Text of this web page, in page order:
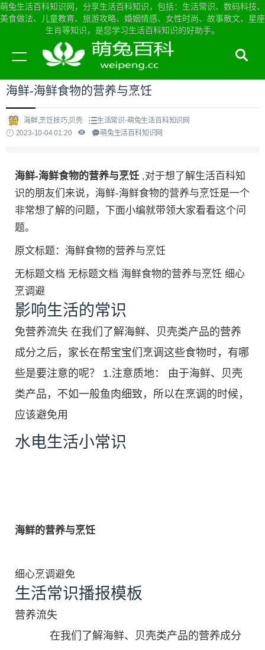
萌兔生活百科知识网，分享生活百科知识，包括：生活常识、数码科技、
美食做法、儿童教育、旅游攻略、婚姻情感、女性时尚、故事散文、星座
生肖等知识，是您学习生活百科知识的好助手。
当前位置： 萌兔生活百科知识网首页>生活常识
海鲜-海鲜食物的营养与烹饪
海鲜,烹饪技巧,贝壳
生活常识-萌兔生活百科知识网
2023-10-04 01:20
萌兔生活百科知识网
海鲜-海鲜食物的营养与烹饪 ,对于想了解生活百科知
识的朋友们来说，海鲜-海鲜食物的营养与烹饪是一个
非常想了解的问题，下面小编就带领大家看看这个问
题。
原文标题：海鲜食物的营养与烹饪
无标题文档 无标题文档 海鲜食物的营养与烹饪 细心
烹调避
影响生活的常识
免营养流失 在我们了解海鲜、贝壳类产品的营养
成分之后，家长在帮宝宝们烹调这些食物时，有哪
些是要注意的呢？ 1.注意质地： 由于海鲜、贝壳
类产品，不如一般鱼肉细致，所以在烹调的时候，
应该避免用
水电生活小常识
海鲜的营养与烹饪
细心烹调避免
生活常识播报模板
营养流失
在我们了解海鲜、贝壳类产品的营养成分